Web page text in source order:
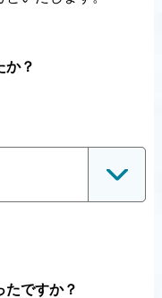
か？
たですか？